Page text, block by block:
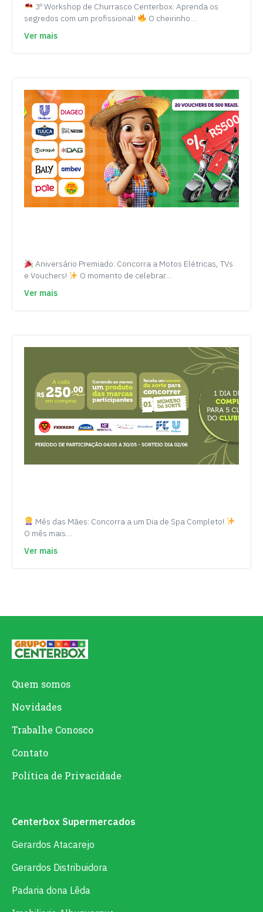
3º Workshop de Churrasco Centerbox: Aprenda os
segredos com um profissional!
O cheirinho…
Ver mais
Aniversário Premiado: Concorra a Motos Elétricas, TVs
e Vouchers!
O momento de celebrar…
Ver mais
Mês das Mães: Concorra a um Dia de Spa Completo!
O mês mais…
Ver mais
Quem somos
Novidades
Trabalhe Conosco
Contato
Política de Privacidade
Centerbox Supermercados
Gerardos Atacarejo
Gerardos Distribuidora
Padaria dona Lêda